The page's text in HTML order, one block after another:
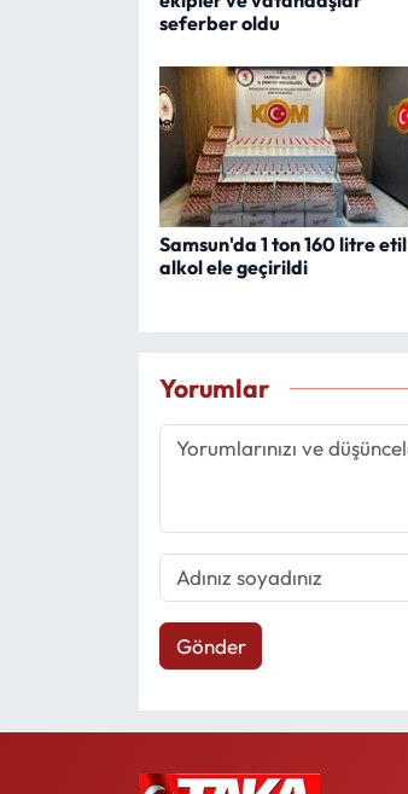
seferber oldu
Samsun'da 1 ton 160 litre etil
alkol ele geçirildi
Yorumlar
Gönder